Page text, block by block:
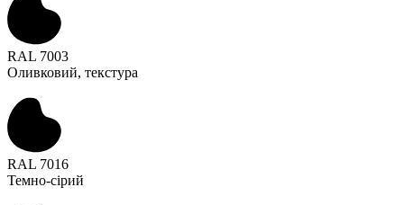
RAL 7003
Оливковий, текстура
RAL 7016
Темно-сірий